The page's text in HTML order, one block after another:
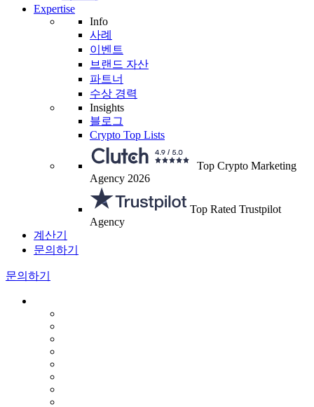
Expertise
Info
사례
이벤트
브랜드 자산
파트너
수상 경력
Insights
블로그
Crypto Top Lists
Top Crypto Marketing
Agency 2026
Top Rated Trustpilot
Agency
계산기
문의하기
문의하기